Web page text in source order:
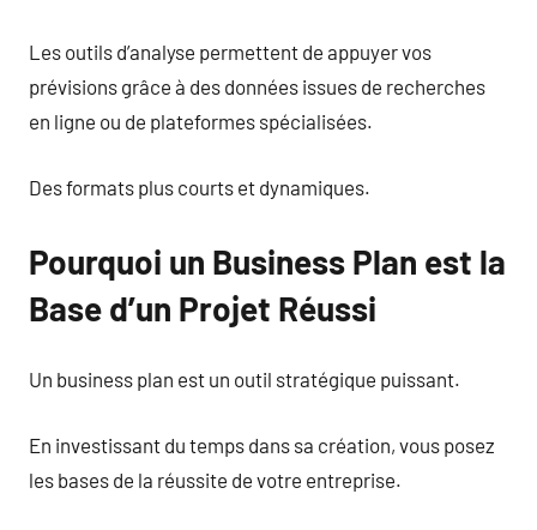
Les outils d’analyse permettent de appuyer vos
prévisions grâce à des données issues de recherches
en ligne ou de plateformes spécialisées.
Des formats plus courts et dynamiques.
Pourquoi un Business Plan est la
Base d’un Projet Réussi
Un business plan est un outil stratégique puissant.
En investissant du temps dans sa création, vous posez
les bases de la réussite de votre entreprise.